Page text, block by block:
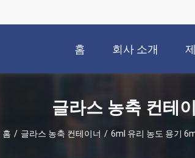
홈 회사 소개
글라스 농축 컨테
홈 / 글라스 농축 컨테이너 / 6ml 유리 농도 용기